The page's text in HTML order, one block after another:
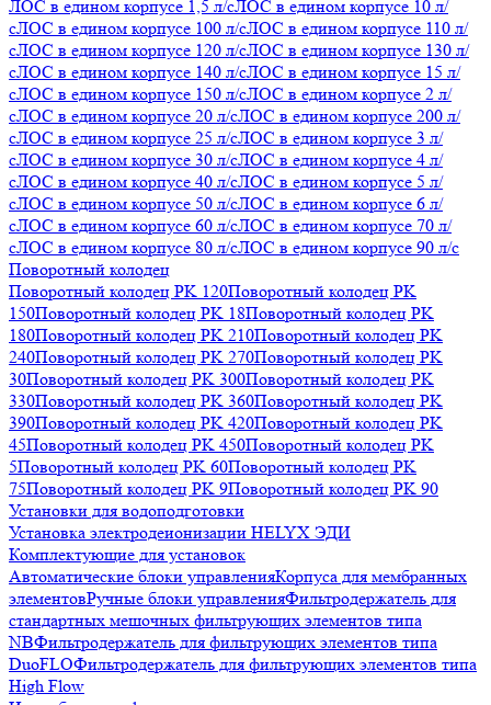
ЛОС в едином корпусе 1,5 л/сЛОС в едином корпусе 10 л/
сЛОС в едином корпусе 100 л/сЛОС в едином корпусе 110 л/
сЛОС в едином корпусе 120 л/сЛОС в едином корпусе 130 л/
сЛОС в едином корпусе 140 л/сЛОС в едином корпусе 15 л/
сЛОС в едином корпусе 150 л/сЛОС в едином корпусе 2 л/
сЛОС в едином корпусе 20 л/сЛОС в едином корпусе 200 л/
сЛОС в едином корпусе 25 л/сЛОС в едином корпусе 3 л/
сЛОС в едином корпусе 30 л/сЛОС в едином корпусе 4 л/
сЛОС в едином корпусе 40 л/сЛОС в едином корпусе 5 л/
сЛОС в едином корпусе 50 л/сЛОС в едином корпусе 6 л/
сЛОС в едином корпусе 60 л/сЛОС в едином корпусе 70 л/
сЛОС в едином корпусе 80 л/сЛОС в едином корпусе 90 л/с
Поворотный колодец
Поворотный колодец PK 120Поворотный колодец PK
150Поворотный колодец PK 18Поворотный колодец PK
180Поворотный колодец PK 210Поворотный колодец PK
240Поворотный колодец PK 270Поворотный колодец PK
30Поворотный колодец PK 300Поворотный колодец PK
330Поворотный колодец PK 360Поворотный колодец PK
390Поворотный колодец PK 420Поворотный колодец PK
45Поворотный колодец PK 450Поворотный колодец PK
5Поворотный колодец PK 60Поворотный колодец PK
75Поворотный колодец PK 9Поворотный колодец PK 90
Установки для водоподготовки
Установка электродеионизации HELYX ЭДИ
Комплектующие для установок
Автоматические блоки управленияКорпуса для мембранных
элементовРучные блоки управленияФильтродержатель для
стандартных мешочных фильтрующих элементов типа
NBФильтродержатель для фильтрующих элементов типа
DuoFLOФильтродержатель для фильтрующих элементов типа
High Flow